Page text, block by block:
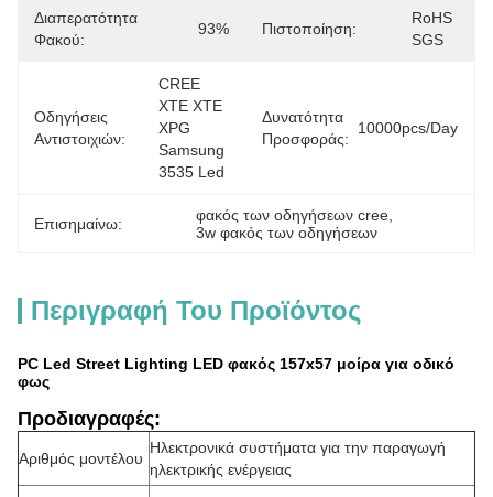
Διαπερατότητα
Φακού:
93% Πιστοποίηση:
RoHS
SGS
Οδηγήσεις
Αντιστοιχιών:
CREE
XTE XTE
XPG
Samsung
3535 Led
Δυνατότητα
Προσφοράς:
10000pcs/day
Επισημαίνω: φακός των οδηγήσεων cree
3w φακός των οδηγήσεων
Περιγραφή Του Προϊόντος
PC Led Street Lighting LED φακός 157x57 μοίρα για οδικό
φως
Προδιαγραφές:
Αριθμός μοντέλου
Ηλεκτρονικά συστήματα για την παραγωγή
ηλεκτρικής ενέργειας